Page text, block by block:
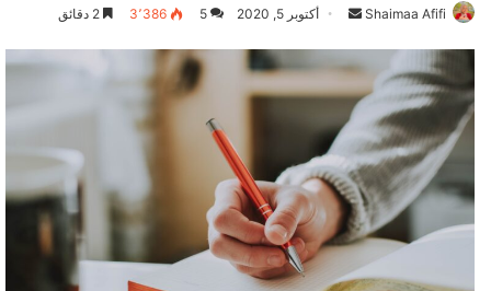
Shaimaa Afifi
س
ل
ب
ي
د
ا
إ
ل
أكتوبر 5, 2020 5 3٬386